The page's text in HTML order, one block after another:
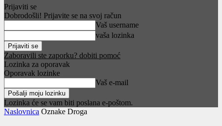
Prijaviti se
Dobrodošli! Prijavite se na svoj račun
Vaš username
vaša lozinka
Zaboravili ste zaporku? dobiti pomoć
Lozinka za oporavak
Oporavak lozinke
Vaš e-mail
Lozinka će se vam biti poslana e-poštom.
Naslovnica Oznake Droga